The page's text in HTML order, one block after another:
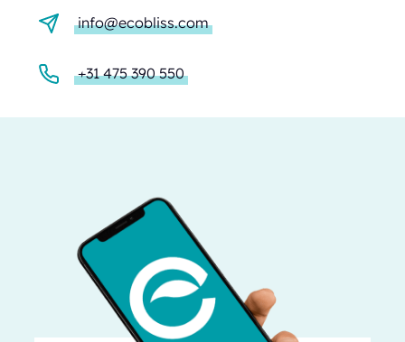
info@ecobliss.com
+31 475 390 550